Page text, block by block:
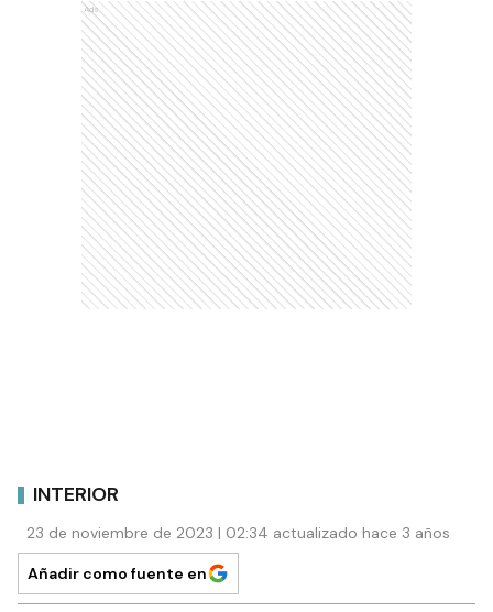
Ads
INTERIOR
23 de noviembre de 2023 | 02:34 actualizado hace 3 años
Añadir como fuente en